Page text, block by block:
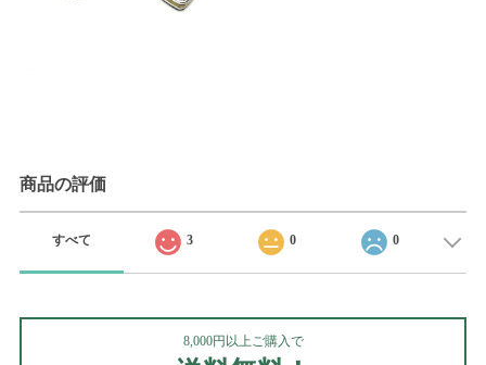
商品の評価
すべて 3 0 0
8,000円以上ご購入で